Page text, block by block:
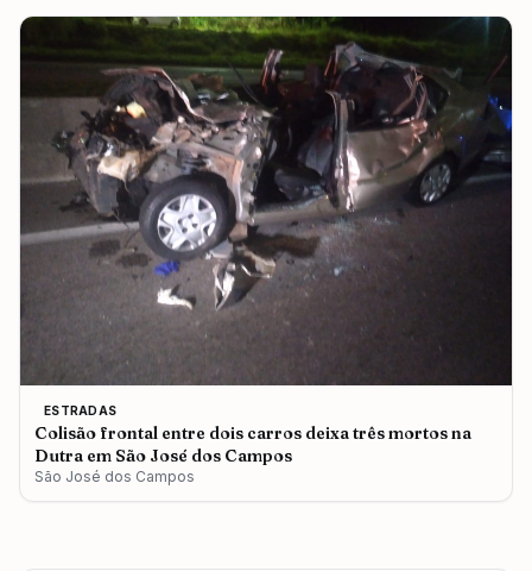
ESTRADAS
Colisão frontal entre dois carros deixa três mortos na
Dutra em São José dos Campos
São José dos Campos